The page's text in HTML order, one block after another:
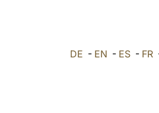
DE - EN - ES - FR